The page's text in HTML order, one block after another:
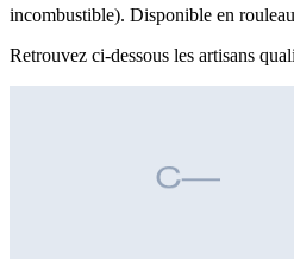
incombustible). Disponible en
Retrouvez ci-dessous les artisans